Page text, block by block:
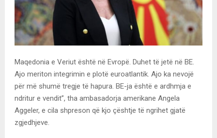
Maqedonia e Veriut është në Evropë. Duhet të jetë në BE.
Ajo meriton integrimin e plotë euroatlantik. Ajo ka nevojë
për më shumë tregje të hapura. BE-ja është e ardhmja e
ndritur e vendit”, tha ambasadorja amerikane Angela
Aggeler, e cila shpreson që kjo çështje të ngrihet gjatë
zgjedhjeve.